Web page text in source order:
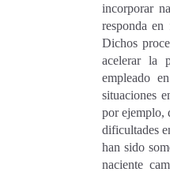
incorporar
responda en
Dichos
acelerar la
empleado
situaciones
por ejemplo,
dificultades
han sido
naciente